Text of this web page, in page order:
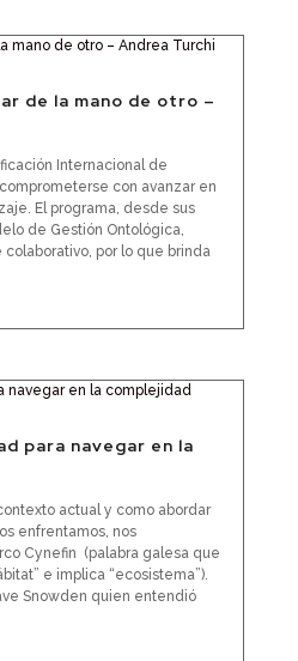
de la mano de otro –
Internacional de
con avanzar en
El programa, desde sus
de Gestión Ontológica,
por lo que brinda
para navegar en la
actual y como abordar
enfrentamos, nos
Cynefin (palabra galesa que
e implica “ecosistema”).
Snowden quien entendió